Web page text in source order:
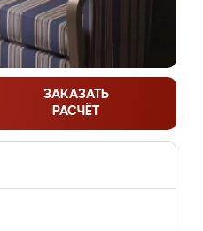
ЗАКАЗАТЬ
РАСЧЁТ